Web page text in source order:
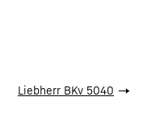
Liebherr BKv 5040 →